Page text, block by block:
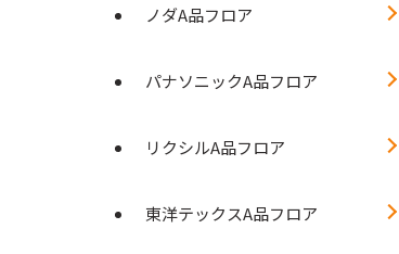
ノダA品フロア
パナソニックA品フロア
リクシルA品フロア
東洋テックスA品フロア